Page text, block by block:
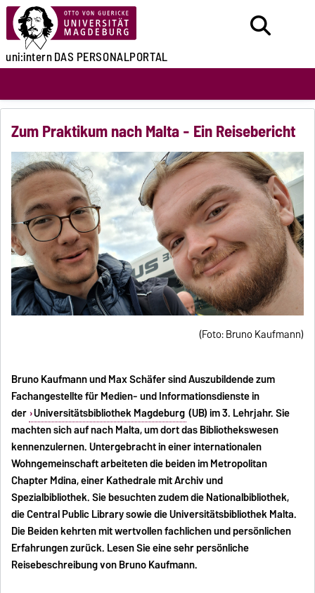
uni:internDAS PERSONALPORTAL
Zum Praktikum nach Malta - Ein Reisebericht
(Foto: Bruno Kaufmann)
Bruno Kaufmann und Max Schäfer sind Auszubildende zum
Fachangestellte für Medien- und Informationsdienste in
der Universitätsbibliothek Magdeburg (UB) im 3. Lehrjahr. Sie
machten sich auf nach Malta, um dort das Bibliothekswesen
kennenzulernen. Untergebracht in einer internationalen
Wohngemeinschaft arbeiteten die beiden im Metropolitan
Chapter Mdina, einer Kathedrale mit Archiv und
Spezialbibliothek. Sie besuchten zudem die Nationalbibliothek,
die Central Public Library sowie die Universitätsbibliothek Malta.
Die Beiden kehrten mit wertvollen fachlichen und persönlichen
Erfahrungen zurück. Lesen Sie eine sehr persönliche
Reisebeschreibung von Bruno Kaufmann.